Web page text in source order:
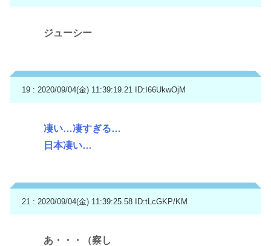
ジューシー
19 : 2020/09/04(金) 11:39:19.21 ID:I66UkwOjM
凄い…凄すぎる…
日本凄い…
21 : 2020/09/04(金) 11:39:25.58 ID:tLcGKP/KM
あ・・・（察し